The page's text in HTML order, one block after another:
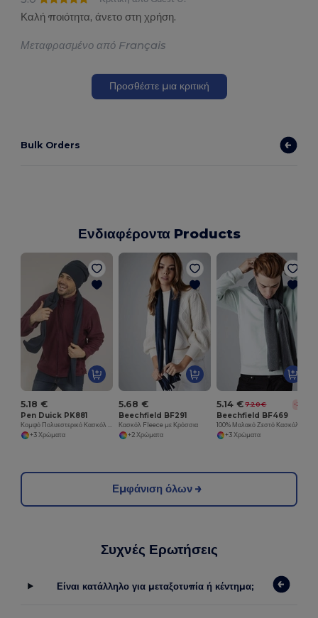
Καλή ποιότητα, άνετο στη χρήση.
Μεταφρασμένο από Français
Προσθέστε μια κριτική
Bulk Orders
Ενδιαφέροντα Products
5.18 €
Pen Duick PK881
+3 Χρώματα
5.68 €
Beechfield BF291
Κασκόλ Fleece με Κρόσσια
+2 Χρώματα
5.14 € 7.20 € -29%
Beechfield BF469
100% Μαλακό Ζεστό Κασκόλ
+3 Χρώματα
Εμφάνιση όλων
Συχνές Ερωτήσεις
Είναι κατάλληλο για μεταξοτυπία ή κέντημα;